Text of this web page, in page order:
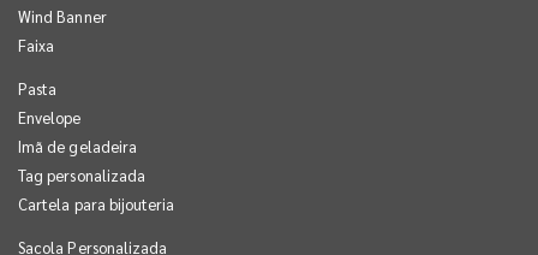
Wind Banner
Faixa
Pasta
Envelope
Imã de geladeira
Tag personalizada
Cartela para bijouteria
Sacola Personalizada